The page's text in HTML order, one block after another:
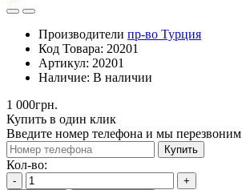
Производители пр-во Турция
Код Товара: 20201
Артикул: 20201
Наличие: В наличии
1 000грн.
Купить в один клик
Введите номер телефона и мы перезвоним
Купить
Кол-во:
-
+